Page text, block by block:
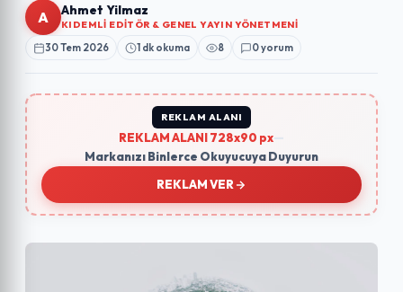
A Ahmet Yilmaz
KIDEMLI EDITÖR & GENEL YAYIN YÖNETMENI
30 Tem 2026 1 dk okuma 8 0 yorum
REKLAM ALANI
REKLAM ALANI 728x90 px
Markanızı Binlerce Okuyucuya Duyurun
REKLAM VER